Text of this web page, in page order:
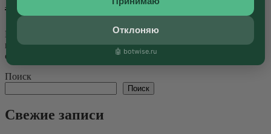
На полях 7-й международной выставки RosBuild, которая
проходит в Москве до 6 марта, рождается облик
современной урбанистики. В самом...
Поиск
Поиск
Свежие записи
Отклоняю
🤖 botwise.ru